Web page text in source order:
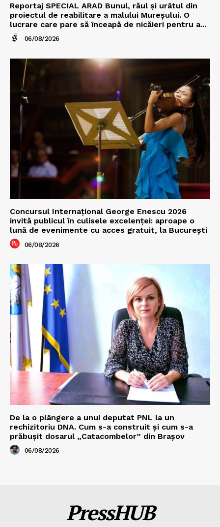
Reportaj SPECIAL ARAD Bunul, răul și urâtul din
proiectul de reabilitare a malului Mureșului. O
lucrare care pare să înceapă de nicăieri pentru a...
06/08/2026
Concursul Internațional George Enescu 2026
invită publicul în culisele excelenței: aproape o
lună de evenimente cu acces gratuit, la București
06/08/2026
De la o plângere a unui deputat PNL la un
rechizitoriu DNA. Cum s-a construit și cum s-a
prăbușit dosarul „Catacombelor” din Brașov
06/08/2026
PressHUB